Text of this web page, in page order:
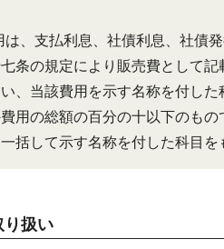
、支払利息、社債利息、社債
条の規定により販売費として
、当該費用を示す名称を付し
用の総額の百分の十以下のも
括して示す名称を付した科目を
り扱い